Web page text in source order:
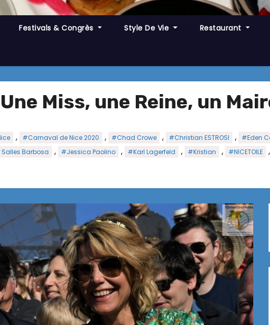
Festivals & Congrès Style De Vie Restaurant
Miss, une Reine, un
, #Carnaval de Nice 2020 , #Chad Crowe , #Christian ESTROSI , #Eden
Barbosa , #Jessica Paolino , #Karl Lagerfeld , #Kristian , #NICETOILE ,